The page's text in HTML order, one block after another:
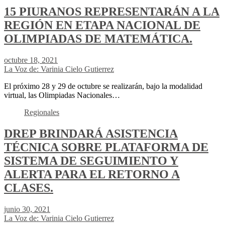
15 PIURANOS REPRESENTARÁN A LA
REGIÓN EN ETAPA NACIONAL DE
OLIMPIADAS DE MATEMÁTICA.
octubre 18, 2021
La Voz de: Varinia Cielo Gutierrez
El próximo 28 y 29 de octubre se realizarán, bajo la modalidad
virtual, las Olimpiadas Nacionales…
Regionales
DREP BRINDARÁ ASISTENCIA
TÉCNICA SOBRE PLATAFORMA DE
SISTEMA DE SEGUIMIENTO Y
ALERTA PARA EL RETORNO A
CLASES.
junio 30, 2021
La Voz de: Varinia Cielo Gutierrez